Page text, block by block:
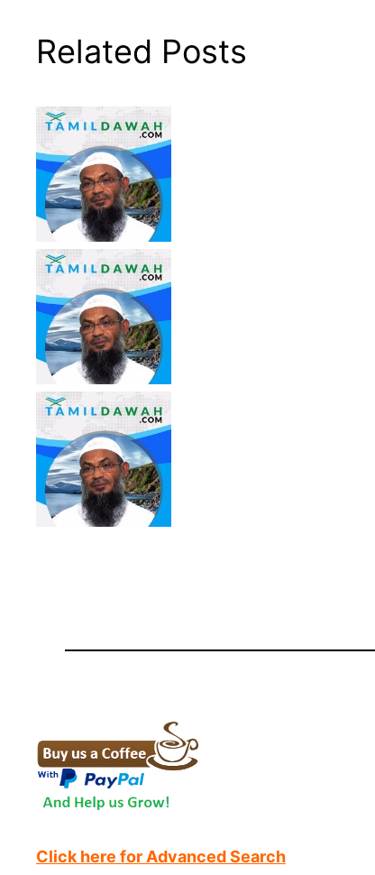
Related Posts
Click here for Advanced Search